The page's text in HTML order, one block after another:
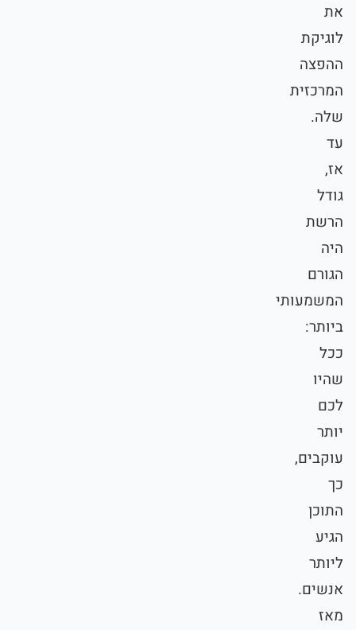
את
לוגיקת
ההפצה
המרכזית
שלה.
עד
אז,
גודל
הרשת
היה
הגורם
המשמעותי
ביותר:
ככל
שהיו
לכם
יותר
עוקבים,
כך
התוכן
הגיע
ליותר
אנשים.
מאז